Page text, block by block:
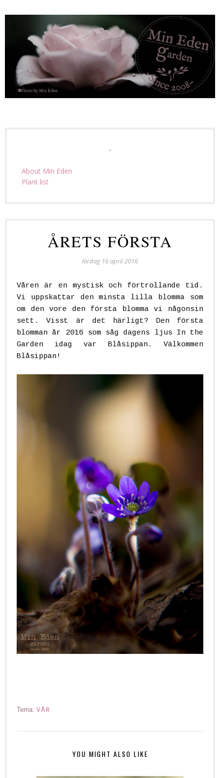
About Min Eden
Plant list
ÅRETS FÖRSTA
lördag 16 april 2016
Våren är en mystisk och förtrollande tid.
Vi uppskattar den minsta lilla blomma som
om den vore den första blomma vi någonsin
sett. Visst är det härligt? Den första
blomman år 2016 som såg dagens ljus In the
Garden idag var Blåsippan. Välkommen
Blåsippan!
Tema: VÅR
YOU MIGHT ALSO LIKE